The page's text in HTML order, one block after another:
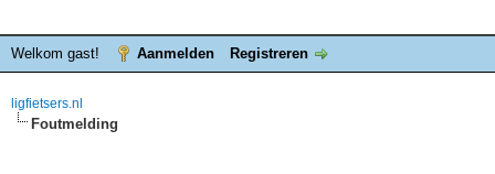
Welkom gast! Aanmelden Registreren
ligfietsers.nl
Foutmelding